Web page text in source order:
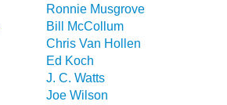
Ronnie Musgrove
Bill McCollum
Chris Van Hollen
Ed Koch
J. C. Watts
Joe Wilson